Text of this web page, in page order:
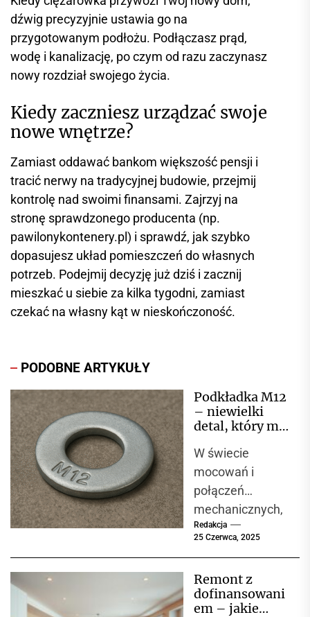
dźwig precyzyjnie ustawia go na
przygotowanym podłożu. Podłączasz prąd,
wodę i kanalizację, po czym od razu zaczynasz
nowy rozdział swojego życia.
Kiedy zaczniesz urządzać swoje
nowe wnętrze?
Zamiast oddawać bankom większość pensji i
tracić nerwy na tradycyjnej budowie, przejmij
kontrolę nad swoimi finansami. Zajrzyj na
stronę sprawdzonego producenta (np.
pawilonykontenery.pl) i sprawdź, jak szybko
dopasujesz układ pomieszczeń do własnych
potrzeb. Podejmij decyzję już dziś i zacznij
mieszkać u siebie za kilka tygodni, zamiast
czekać na własny kąt w nieskończoność.
PODOBNE ARTYKUŁY
Podkładka M12
– niewielki
detal, który ma
znaczenie w
konstrukcjach
stalowych
W świecie
mocowań i
połączeń
mechanicznych,
gdzie liczy się
precyzja,
niezawodność,
każdy element
Redakcja
25 Czerwca, 2025
Remont z
dofinansowani
em – jakie